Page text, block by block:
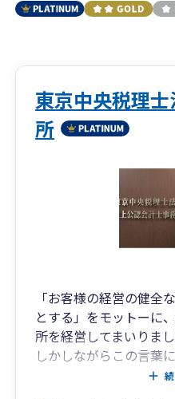
東京中央税理
所
「お客様の経営の健全
とする」をモットーに
所を経営してまいりまし
しかしながらこの言葉
小企業の存続・発展に